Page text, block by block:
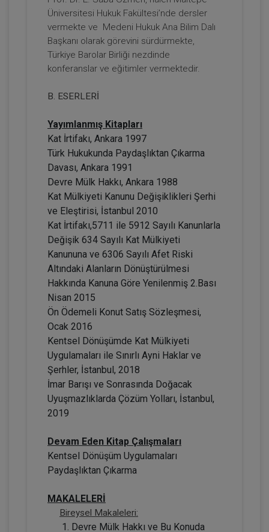
Sözleşmesi Yapılmasına Bağlı Yanılgılar
Video Eğitimi
300 TL
Hukuk Eğitim
Adi Ortaklıklarda ve Kat Mülkiyeti
Oluşumunda Motorlu Taşıt Aracı Edinimi
Video Eğitimi
300 TL
Üniversitesi Hukuk Fakültesi’nde dersler
vermekte ve Medeni Hukuk Ana Bilim Dalı
Başkanı olarak görevini sürdürmekte,
Türkiye Barolar Birliği nezdinde
konferanslar ve eğitimler vermektedir.
B. ESERLERİ
Yayımlanmış Kitapları
Kat İrtifakı, Ankara 1997
Türk Hukukunda Paydaşlıktan Çıkarma
Davası, Ankara 1991
Devre Mülk Hakkı, Ankara 1988
Kat Mülkiyeti Kanunu Değişiklikleri Şerhi
ve Eleştirisi, İstanbul 2010
Kat İrtifakı,5711 ile 5912 Sayılı Kanunlarla
Değişik 634 Sayılı Kat Mülkiyeti
Kanununa ve 6306 Sayılı Afet Riski
Altındaki Alanların Dönüştürülmesi
Hakkında Kanuna Göre Yenilenmiş 2.Bası
Nisan 2015
Ön Ödemeli Konut Satış Sözleşmesi,
Ocak 2016
Kentsel Dönüşümde Kat Mülkiyeti
Uygulamaları ile Sınırlı Ayni Haklar ve
Şerhler, İstanbul, 2018
İmar Barışı ve Sonrasında Doğacak
Uyuşmazlıklarda Çözüm Yolları, İstanbul,
2019
Devam Eden Kitap Çalışmaları
Kentsel Dönüşüm Uygulamaları
Paydaşlıktan Çıkarma
MAKALELERİ
Bireysel Makaleleri:
Devre Mülk Hakkı ve Bu Konuda